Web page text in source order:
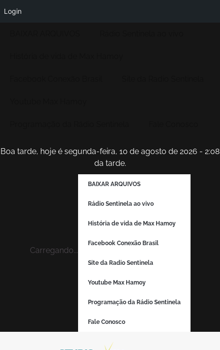
Boa tarde, hoje é segunda-feira, 10 de agosto de 2026 - 2:08
da tarde.
Carregando...
BAIXAR ARQUIVOS
Rádio Sentinela ao vivo
História de vida de Max Hamoy
Facebook Conexão Brasil
Site da Radio Sentinela
Youtube Max Hamoy
Programação da Rádio Sentinela
Fale Conosco
Login